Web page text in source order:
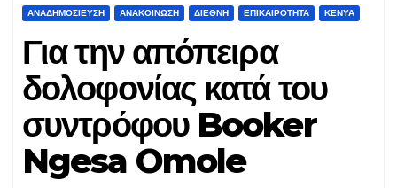
ΑΝΑΔΗΜΟΣΊΕΥΣΗ ΑΝΑΚΟΊΝΩΣΗ ΔΙΕΘΝΉ ΕΠΙΚΑΙΡΌΤΗΤΑ ΚΈΝΥΑ
Για την απόπειρα
δολοφονίας κατά του
συντρόφου Booker
Ngesa Omole